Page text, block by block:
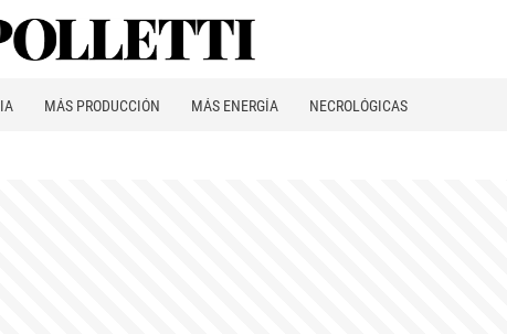
MÁS PRODUCCIÓN MÁS ENERGÍA NECROLÓGICAS